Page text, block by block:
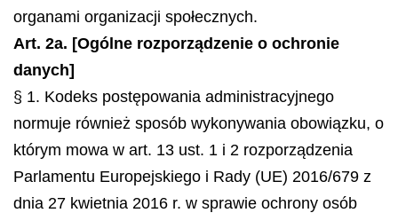
organami organizacji społecznych.
Art. 2a. [Ogólne rozporządzenie o ochronie
danych]
§ 1. Kodeks postępowania administracyjnego
normuje również sposób wykonywania obowiązku, o
którym mowa w art. 13 ust. 1 i 2 rozporządzenia
Parlamentu Europejskiego i Rady (UE) 2016/679 z
dnia 27 kwietnia 2016 r. w sprawie ochrony osób